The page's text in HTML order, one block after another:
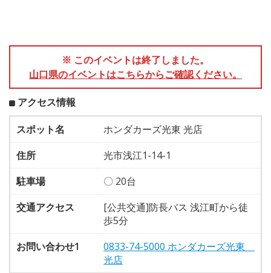
※ このイベントは終了しました。
山口県のイベントはこちらからご確認ください。
アクセス情報
スポット名
ホンダカーズ光東 光店
住所
光市浅江1-14-1
駐車場
〇 20台
交通アクセス
[公共交通]防長バス 浅江町から徒
歩5分
お問い合わせ1
0833-74-5000 ホンダカーズ光東
光店